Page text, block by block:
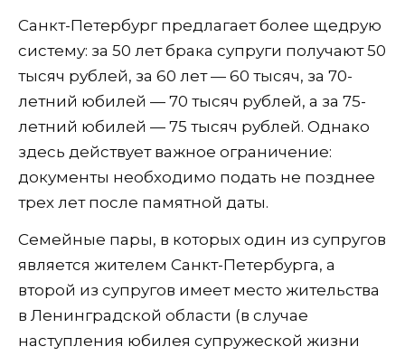
Санкт-Петербург предлагает более щедрую
систему: за 50 лет брака супруги получают 50
тысяч рублей, за 60 лет — 60 тысяч, за 70-
летний юбилей — 70 тысяч рублей, а за 75-
летний юбилей — 75 тысяч рублей. Однако
здесь действует важное ограничение:
документы необходимо подать не позднее
трех лет после памятной даты.
Семейные пары, в которых один из супругов
является жителем Санкт-Петербурга, а
второй из супругов имеет место жительства
в Ленинградской области (в случае
наступления юбилея супружеской жизни